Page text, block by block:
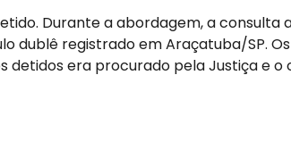
Durante a abordagem, a consulta
dublê registrado em Araçatuba/SP.
detidos era procurado pela Justiça e